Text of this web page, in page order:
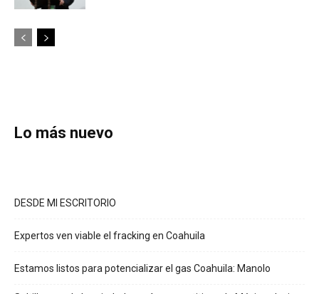
Lo más nuevo
DESDE MI ESCRITORIO
Expertos ven viable el fracking en Coahuila
Estamos listos para potencializar el gas Coahuila: Manolo